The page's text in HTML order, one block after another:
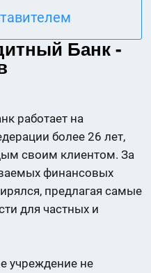
Банк -
работает на
более 26 лет,
своим клиентом. За
финансовых
предлагая самые
для частных и
учреждение не